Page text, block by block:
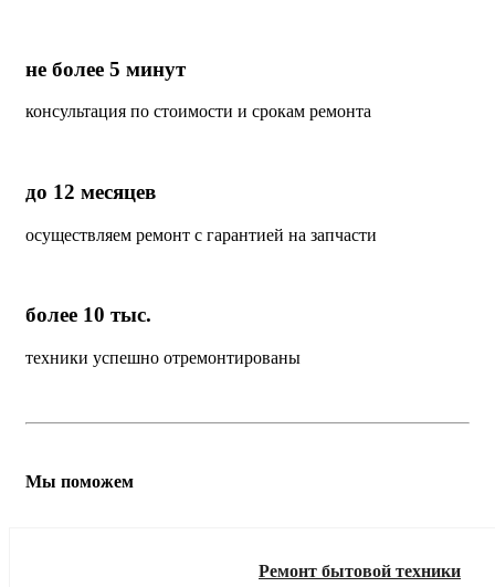
не более 5 минут
консультация по стоимости и срокам ремонта
до 12 месяцев
осуществляем ремонт с гарантией на запчасти
более 10 тыс.
техники успешно отремонтированы
Мы поможем
Ремонт бытовой техники